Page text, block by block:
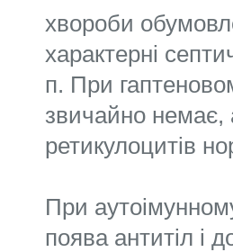
хвороби
характерні
п. При
звичайно немає,
ретикулоцитів
При
поява антитіл і